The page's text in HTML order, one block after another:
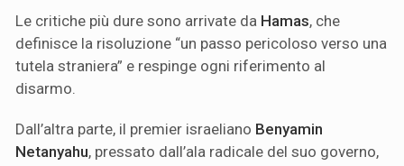
Le critiche più dure sono arrivate da Hamas, che
definisce la risoluzione “un passo pericoloso verso una
tutela straniera” e respinge ogni riferimento al
disarmo.
Dall’altra parte, il premier israeliano Benyamin
Netanyahu, pressato dall’ala radicale del suo governo,